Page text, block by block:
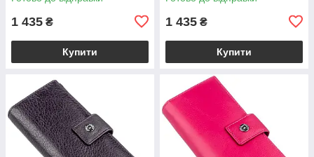
блакитний VL18844
1 435 ₴
Купити
VL18845
1 435 ₴
Купити